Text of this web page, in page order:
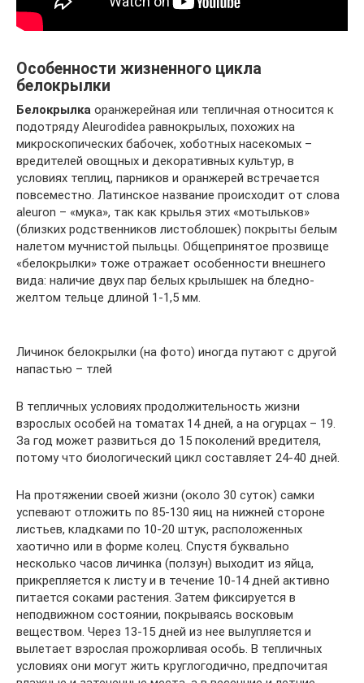
Особенности жизненного цикла
белокрылки
Белокрылка оранжерейная или тепличная относится к
подотряду Aleurodidea равнокрылых, похожих на
микроскопических бабочек, хоботных насекомых –
вредителей овощных и декоративных культур, в
условиях теплиц, парников и оранжерей встречается
повсеместно. Латинское название происходит от слова
aleuron – «мука», так как крылья этих «мотыльков»
(близких родственников листоблошек) покрыты белым
налетом мучнистой пыльцы. Общепринятое прозвище
«белокрылки» тоже отражает особенности внешнего
вида: наличие двух пар белых крылышек на бледно-
желтом тельце длиной 1-1,5 мм.
Личинок белокрылки (на фото) иногда путают с другой
напастью – тлей
В тепличных условиях продолжительность жизни
взрослых особей на томатах 14 дней, а на огурцах – 19.
За год может развиться до 15 поколений вредителя,
потому что биологический цикл составляет 24-40 дней.
На протяжении своей жизни (около 30 суток) самки
успевают отложить по 85-130 яиц на нижней стороне
листьев, кладками по 10-20 штук, расположенных
хаотично или в форме колец. Спустя буквально
несколько часов личинка (ползун) выходит из яйца,
прикрепляется к листу и в течение 10-14 дней активно
питается соками растения. Затем фиксируется в
неподвижном состоянии, покрываясь восковым
веществом. Через 13-15 дней из нее вылупляется и
вылетает взрослая прожорливая особь. В тепличных
условиях они могут жить круглогодично, предпочитая